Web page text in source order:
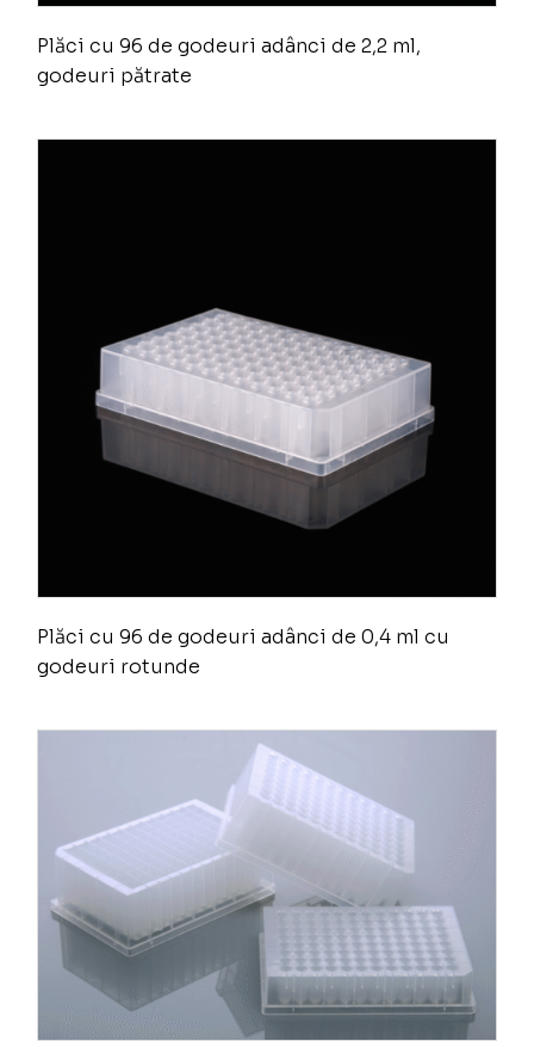
Plăci cu 96 de godeuri adânci de 2,2 ml,
godeuri pătrate
Plăci cu 96 de godeuri adânci de 0,4 ml cu
godeuri rotunde